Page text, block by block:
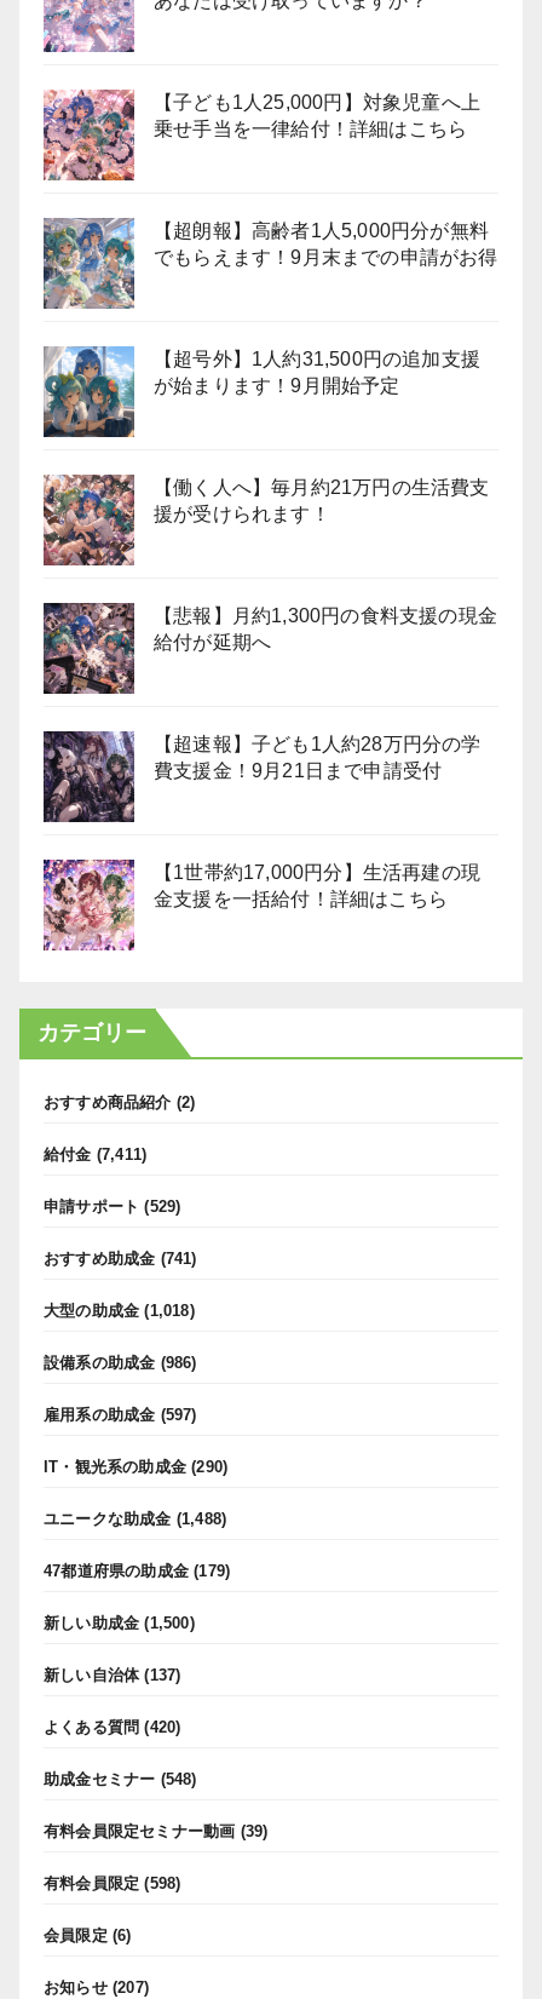
【子ども1人25,000円】対象児童へ上
乗せ手当を一律給付！詳細はこちら
【超朗報】高齢者1人5,000円分が無料
でもらえます！9月末までの申請がお得
【超号外】1人約31,500円の追加支援
が始まります！9月開始予定
【働く人へ】毎月約21万円の生活費支
援が受けられます！
【悲報】月約1,300円の食料支援の現金
給付が延期へ
【超速報】子ども1人約28万円分の学
費支援金！9月21日まで申請受付
【1世帯約17,000円分】生活再建の現
金支援を一括給付！詳細はこちら
カテゴリー
おすすめ商品紹介 (2)
給付金 (7,411)
申請サポート (529)
おすすめ助成金 (741)
大型の助成金 (1,018)
設備系の助成金 (986)
雇用系の助成金 (597)
IT・観光系の助成金 (290)
ユニークな助成金 (1,488)
47都道府県の助成金 (179)
新しい助成金 (1,500)
新しい自治体(137)
よくある質問 (420)
助成金セミナー (548)
有料会員限定セミナー動画 (39)
有料会員限定 (598)
会員限定 (6)
お知らせ(207)